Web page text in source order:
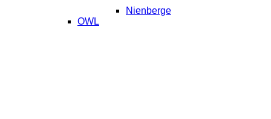
Nienberge
OWL